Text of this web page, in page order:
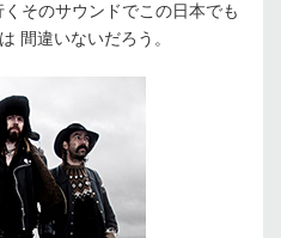
そのサウンドでこの日本でも
間違いないだろう。